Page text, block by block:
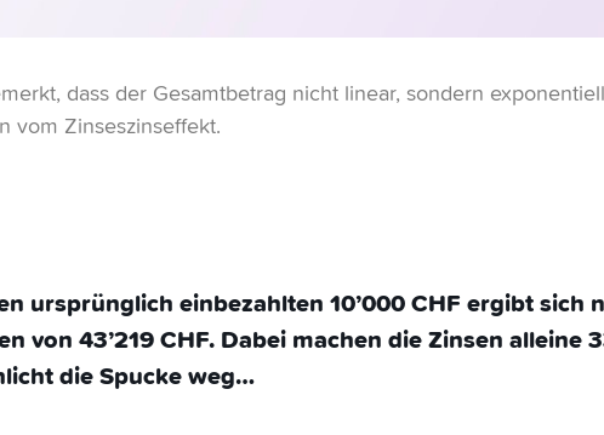
dass der Gesamtbetrag nicht linear, sondern
vom Zinseszinseffekt.
ursprünglich einbezahlten 10’000 CHF ergibt sich
von 43’219 CHF. Dabei machen die Zinsen alleine
die Spucke weg…